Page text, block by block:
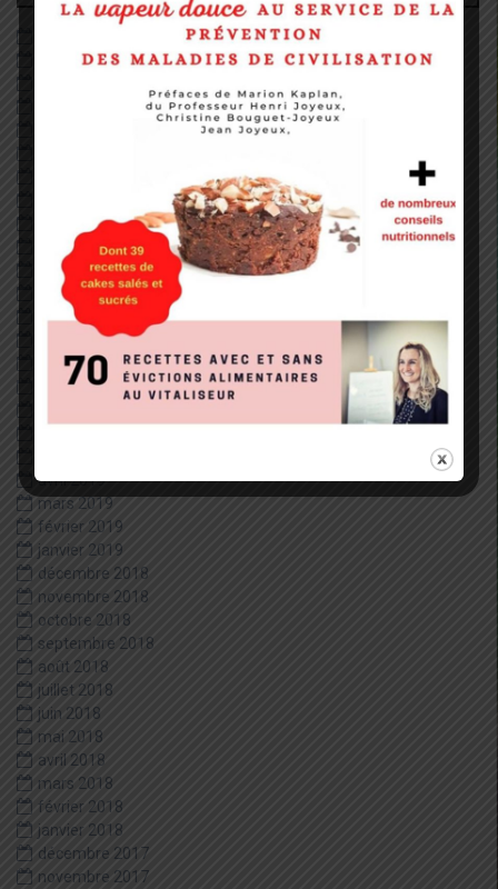
décembre 2022
août 2020
juillet 2020
juin 2020
mai 2020
avril 2020
février 2020
janvier 2020
décembre 2019
avril 2019
mars 2019
février 2019
janvier 2019
décembre 2018
novembre 2018
octobre 2018
septembre 2018
août 2018
juillet 2018
juin 2018
mai 2018
avril 2018
mars 2018
février 2018
janvier 2018
décembre 2017
novembre 2017